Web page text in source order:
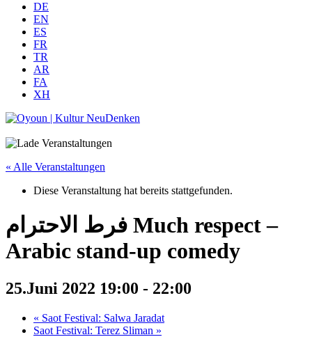
DE
EN
ES
FR
TR
AR
FA
XH
« Alle Veranstaltungen
Diese Veranstaltung hat bereits stattgefunden.
فرط الاحترام Much respect –
Arabic stand-up comedy
25.Juni 2022 19:00 - 22:00
« Saot Festival: Salwa Jaradat
Saot Festival: Terez Sliman »